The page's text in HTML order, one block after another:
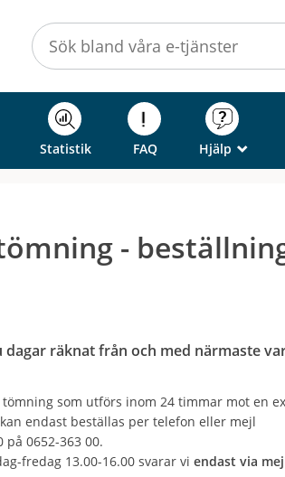
Statistik FAQ Hjälp _
-
dagar räknat från och med närmaste
som utförs inom 24 timmar mot en
endast beställas per telefon eller mejl
på 0652-363 00.
fredag 13.00-16.00 svarar vi endast via